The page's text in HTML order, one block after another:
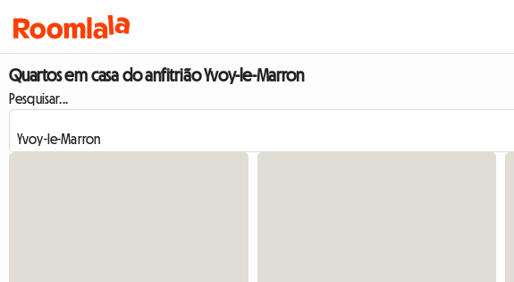
Quartos em casa do anfitrião Yvoy-le-Marron
Pesquisar...